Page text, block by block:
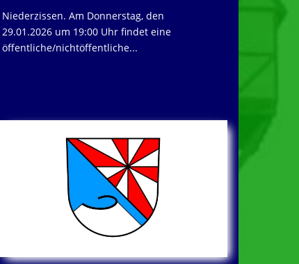
Niederzissen. Am Donnerstag, den
29.01.2026 um 19:00 Uhr findet eine
öffentliche/nichtöffentliche...